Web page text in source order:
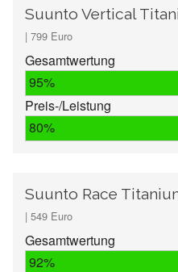
Suunto Vertical
| 799 Euro
Gesamtwertung
95%
Preis-/Leistung
80%
Suunto Race
| 549 Euro
Gesamtwertung
92%